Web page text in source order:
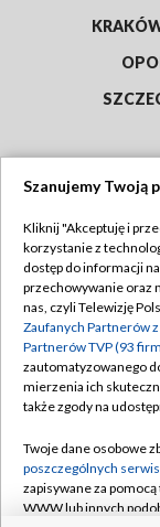
Abonament
Emisja w TVP
Centrum
Naziemna
Rada
System NOS
Szanujemy Twoją
Kliknij "Akceptuję i
korzystanie z
dostęp do informacji
przechowywanie oraz
nas, czyli Telewizję
Zaufanych Partnerów
Partnerów TVP (93
zautomatyzowanego
mierzenia ich
także zgody na
Twoje dane osobowe
poszczególnych
zapisywane za
WWW lub innych